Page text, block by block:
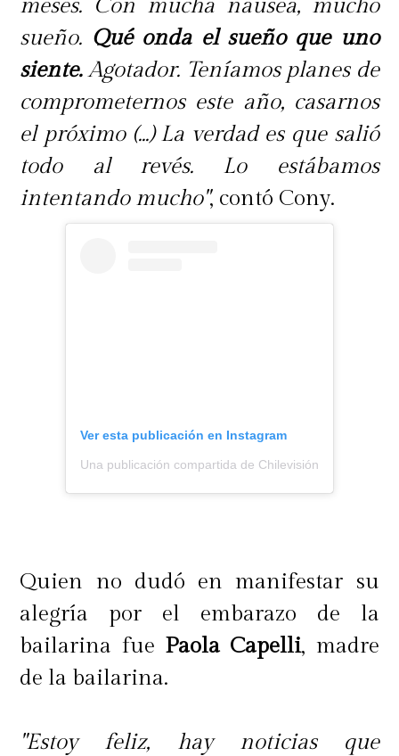
meses. Con mucha náusea, mucho
sueño. Qué onda el sueño que uno
siente.Agotador. Teníamos planes de
comprometernos este año, casarnos
el próximo (...) La verdad es que salió
todo al revés. Lo estábamos
intentando mucho", contó Cony.
Ver esta publicación en Instagram
Una publicación compartida de Chilevisión
Quien no dudó en manifestar su
alegría por el embarazo de la
bailarina fue Paola Capelli, madre
de la bailarina.
"Estoy feliz, hay noticias que